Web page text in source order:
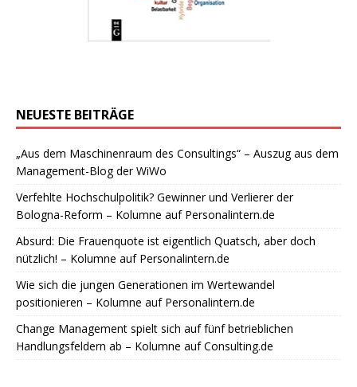
NEUESTE BEITRÄGE
„Aus dem Maschinenraum des Consultings“ – Auszug aus dem
Management-Blog der WiWo
Verfehlte Hochschulpolitik? Gewinner und Verlierer der
Bologna-Reform – Kolumne auf Personalintern.de
Absurd: Die Frauenquote ist eigentlich Quatsch, aber doch
nützlich! – Kolumne auf Personalintern.de
Wie sich die jungen Generationen im Wertewandel
positionieren – Kolumne auf Personalintern.de
Change Management spielt sich auf fünf betrieblichen
Handlungsfeldern ab – Kolumne auf Consulting.de